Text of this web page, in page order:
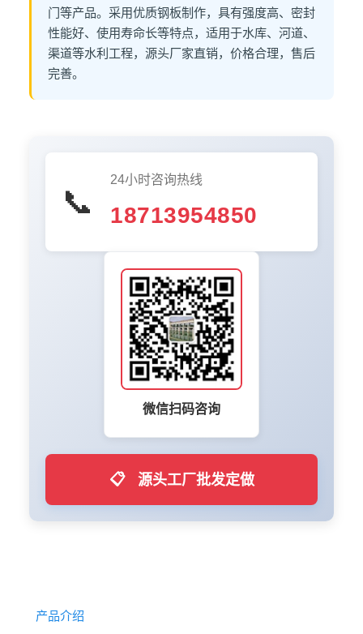
门等产品。采用优质钢板制作，具有强度高、密封
性能好、使用寿命长等特点，适用于水库、河道、
渠道等水利工程，源头厂家直销，价格合理，售后
完善。
📞
24小时咨询热线
18713954850
微信扫码咨询
📋 源头工厂批发定做
产品介绍